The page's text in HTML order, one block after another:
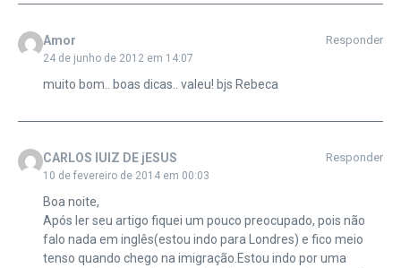
Amor
24 de junho de 2012 em 14:07
Responder
muito bom.. boas dicas.. valeu! bjs Rebeca
CARLOS lUIZ DE jESUS
10 de fevereiro de 2014 em 00:03
Responder
Boa noite,
Após ler seu artigo fiquei um pouco preocupado, pois não
falo nada em inglês(estou indo para Londres) e fico meio
tenso quando chego na imigração.Estou indo por uma